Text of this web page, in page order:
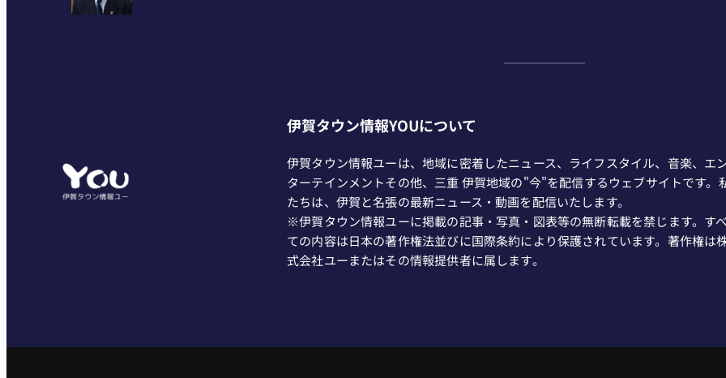
伊賀タウン情報YOUについて
伊賀タウン情報ユーは、地域に密着したニュース、ライフスタイル、音楽、エ
ターテインメントその他、三重 伊賀地域の"今"を配信するウェブサイトです。
たちは、伊賀と名張の最新ニュース・動画を配信いたします。
※伊賀タウン情報ユーに掲載の記事・写真・図表等の無断転載を禁じます。すべ
ての内容は日本の著作権法並びに国際条約により保護されています。著作権は
式会社ユーまたはその情報提供者に属します。